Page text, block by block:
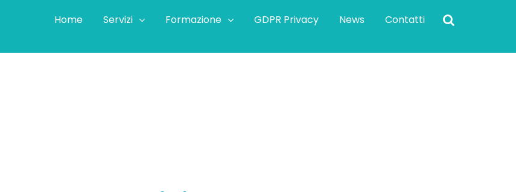
Home Servizi Formazione GDPR Privacy News Contatti